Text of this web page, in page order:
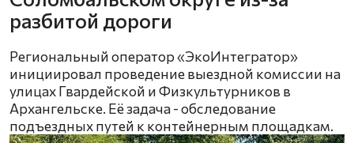
разбитой дороги
Региональный оператор «ЭкоИнтегратор»
инициировал проведение выездной комиссии на
улицах Гвардейской и Физкультурников в
Архангельске. Её задача - обследование
подъездных путей к контейнерным площадкам.